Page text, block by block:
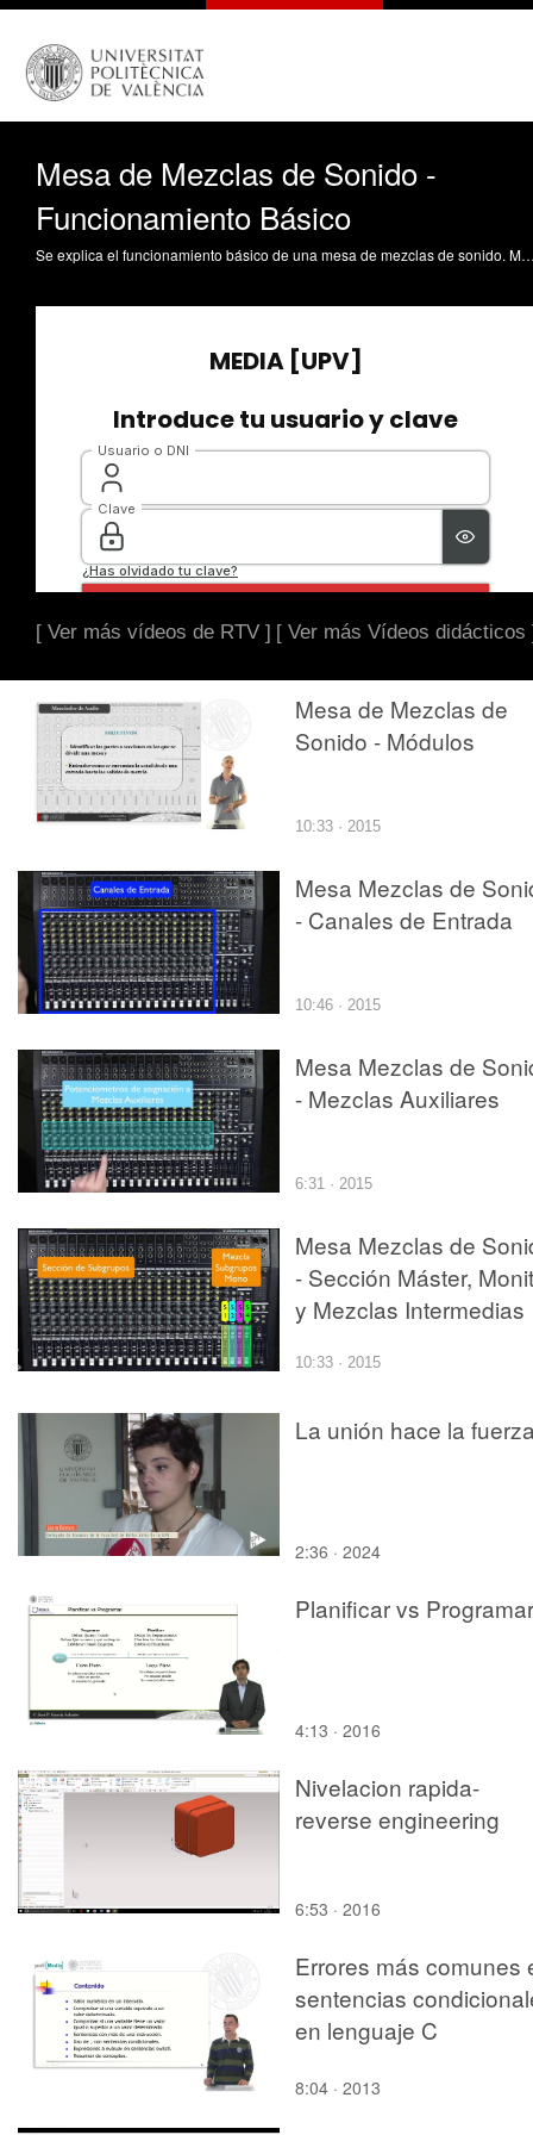
Mesa de Mezclas de Sonido -
Funcionamiento Básico
Se explica el funcionamiento básico de una mesa de mezclas de sonido. Mostrando los controles principales existentes en un canal de entrada monofónico y en un canal de entrada estereofónico para la obtención de la
[ Ver más vídeos de RTV ] [ Ver más Vídeos didácticos
Mesa de Mezclas de
Sonido - Módulos
10:33 · 2015
Mesa Mezclas de
- Canales de Entrada
10:46 · 2015
Mesa Mezclas de
- Mezclas Auxiliares
6:31 · 2015
Mesa Mezclas de
- Sección Máster,
y Mezclas Intermedias
10:33 · 2015
La unión hace la
2:36 · 2024
Planificar vs Programar
4:13 · 2016
Nivelacion rapida-
reverse engineering
6:53 · 2016
Errores más comunes
sentencias
en lenguaje C
8:04 · 2013